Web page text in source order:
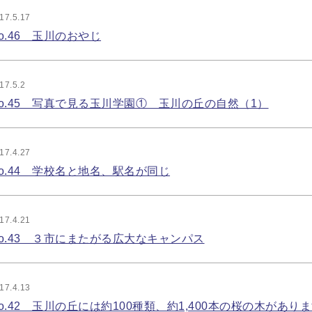
玉川のおやじ
写真で見る玉川学園① 玉川の丘の自然（1）
学校名と地名、駅名が同じ
３市にまたがる広大なキャンパス
玉川の丘には約100種類、約1,400本の桜の木があり